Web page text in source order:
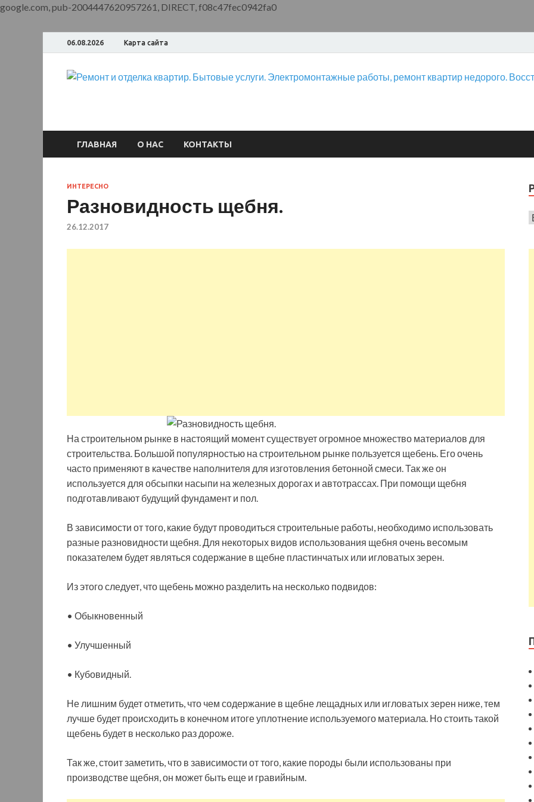
google.com, pub-2004447620957261, DIRECT, f08c47fec0942fa0
06.08.2026 Карта сайта
ГЛАВНАЯ О НАС КОНТАКТЫ
ИНТЕРЕСНО
Разновидность щебня.
26.12.2017
На строительном рынке в настоящий момент существует огромное множество материалов для
строительства. Большой популярностью на строительном рынке пользуется щебень. Его очень
часто применяют в качестве наполнителя для изготовления бетонной смеси. Так же он
используется для обсыпки насыпи на железных дорогах и автотрассах. При помощи щебня
подготавливают будущий фундамент и пол.
В зависимости от того, какие будут проводиться строительные работы, необходимо использовать
разные разновидности щебня. Для некоторых видов использования щебня очень весомым
показателем будет являться содержание в щебне пластинчатых или игловатых зерен.
Из этого следует, что щебень можно разделить на несколько подвидов:
• Обыкновенный
• Улучшенный
• Кубовидный.
Не лишним будет отметить, что чем содержание в щебне лещадных или игловатых зерен ниже, тем
лучше будет происходить в конечном итоге уплотнение используемого материала. Но стоить такой
щебень будет в несколько раз дороже.
Так же, стоит заметить, что в зависимости от того, какие породы были использованы при
производстве щебня, он может быть еще и гравийным.